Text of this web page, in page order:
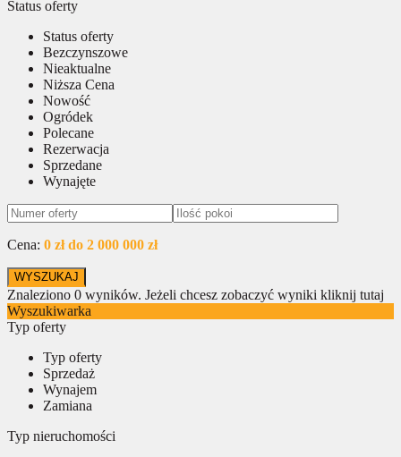
Status oferty
Status oferty
Bezczynszowe
Nieaktualne
Niższa Cena
Nowość
Ogródek
Polecane
Rezerwacja
Sprzedane
Wynajęte
Cena: 0 zł do 2 000 000 zł
Znaleziono 0 wyników. Jeżeli chcesz zobaczyć wyniki kliknij tutaj
Wyszukiwarka
Typ oferty
Typ oferty
Sprzedaż
Wynajem
Zamiana
Typ nieruchomości